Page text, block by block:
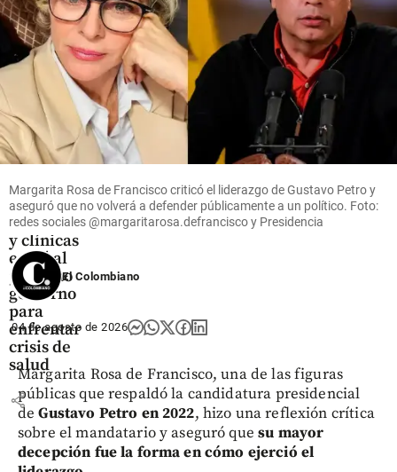
Salud
El
decálogo
que el
gremio de
hospitales
y clínicas
envió al
próximo
gobierno
para
enfrentar
crisis de
salud
share
Margarita Rosa de Francisco criticó el liderazgo de Gustavo Petro y
aseguró que no volverá a defender públicamente a un político. Foto:
redes sociales @margaritarosa.defrancisco y Presidencia
El Colombiano
04 de agosto de 2026
Margarita Rosa de Francisco, una de las figuras
públicas que respaldó la candidatura presidencial
deGustavo Petro en 2022, hizo una reflexión crítica
sobre el mandatario y aseguró quesu mayor
decepción fue la forma en cómo ejerció el